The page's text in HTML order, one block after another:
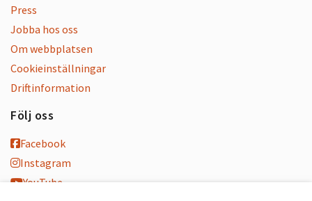
Press
Jobba hos oss
Om webbplatsen
Cookieinställningar
Driftinformation
Följ oss
Facebook
Instagram
YouTube